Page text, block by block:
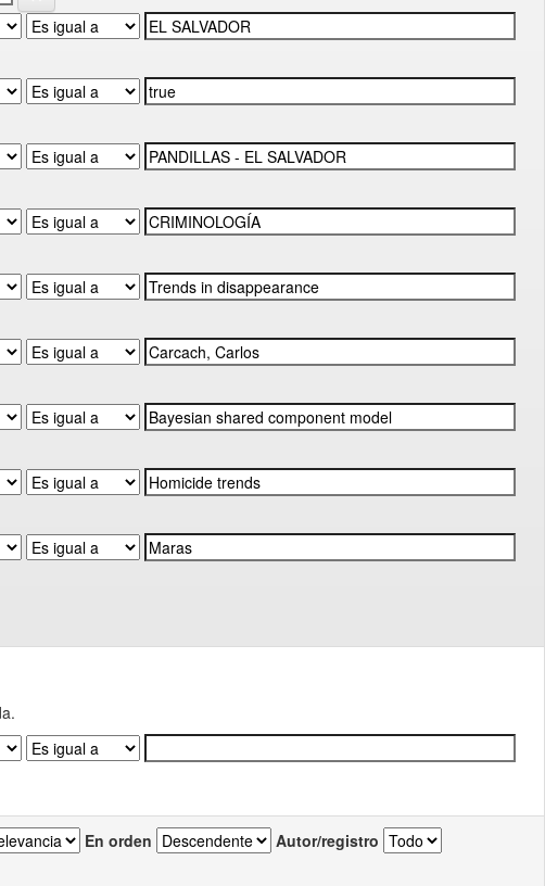
En orden Autor/registro